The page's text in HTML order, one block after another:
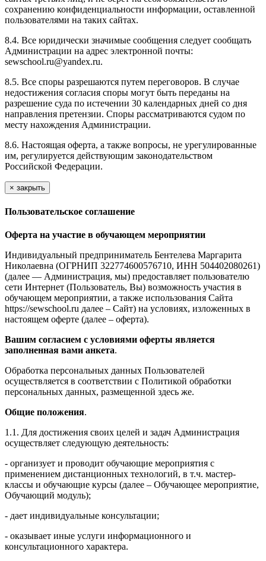
сохранению конфиденциальности информации, оставленной
пользователями на таких сайтах.
8.4. Все юридически значимые сообщения следует сообщать
Администрации на адрес электронной почты:
sewschool.ru@yandex.ru.
8.5. Все споры разрешаются путем переговоров. В случае
недостижения согласия споры могут быть переданы на
разрешение суда по истечении 30 календарных дней со дня
направления претензии. Споры рассматриваются судом по
месту нахождения Администрации.
8.6. Настоящая оферта, а также вопросы, не урегулированные
им, регулируется действующим законодательством
Российской Федерации.
× закрыть
Пользовательское соглашение
Оферта на участие в обучающем мероприятии
Индивидуальный предприниматель Бентелева Маргарита
Николаевна (ОГРНИП 322774600576710, ИНН 504402080261)
(далее — Администрация, мы) предоставляет пользователю
сети Интернет (Пользователь, Вы) возможность участия в
обучающем мероприятии, а также использования Сайта
https://sewschool.ru далее – Сайт) на условиях, изложенных в
настоящем оферте (далее – оферта).
Вашим согласием с условиями оферты является
заполненная вами анкета.
Обработка персональных данных Пользователей
осуществляется в соответствии с Политикой обработки
персональных данных, размещенной здесь же.
Общие положения.
1.1. Для достижения своих целей и задач Администрация
осуществляет следующую деятельность:
- организует и проводит обучающие мероприятия с
применением дистанционных технологий, в т.ч. мастер-
классы и обучающие курсы (далее – Обучающее мероприятие,
Обучающий модуль);
- дает индивидуальные консультации;
- оказывает иные услуги информационного и
консультационного характера.